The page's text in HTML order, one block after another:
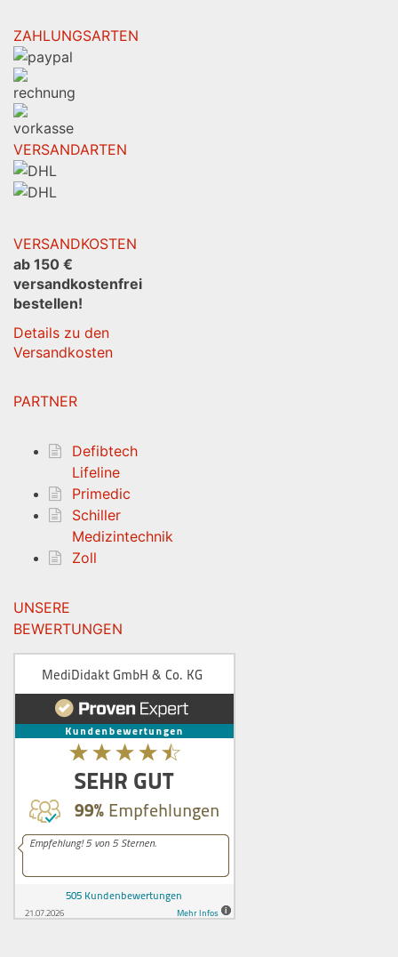
ZAHLUNGSARTEN
VERSANDARTEN
VERSANDKOSTEN
ab 150 €
versandkostenfrei
bestellen!
Details zu den
Versandkosten
PARTNER
Defibtech
Lifeline
Primedic
Schiller
Medizintechnik
Zoll
UNSERE
BEWERTUNGEN